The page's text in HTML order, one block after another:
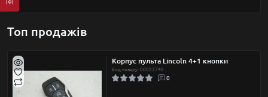
Топ продажів
Корпус пульта Lincoln 4+1 кнопки
Код товару: 00023740
0